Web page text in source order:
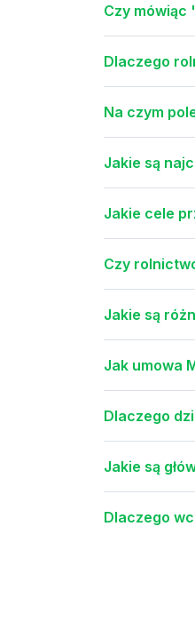
Czy mówiąc
Dlaczego
Na czym
Jakie są
Jakie cele
Czy
Jakie są
Jak umowa
Dlaczego
Jakie są
Dlaczego